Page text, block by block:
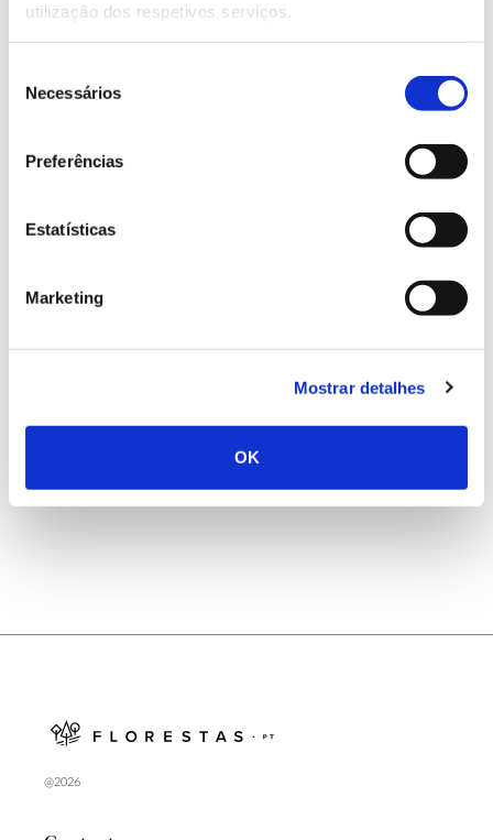
utilização dos respetivos serviços.
Necessários
Preferências
Estatísticas
Marketing
Mostrar detalhes
OK
13.07.2026
conhecer para conservar
Registar galhas de Trichi em acácia-das-espigas:
Natureza e florestas procuram jovens voluntários
@2026